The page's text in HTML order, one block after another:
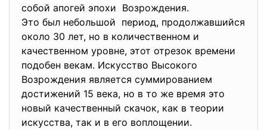
собой апогей эпохи Возрождения.
Это был небольшой период, продолжавшийся
около 30 лет, но в количественном и
качественном уровне, этот отрезок времени
подобен векам. Искусство Высокого
Возрождения является суммированием
достижений 15 века, но в то же время это
новый качественный скачок, как в теории
искусства, так и в его воплощении.